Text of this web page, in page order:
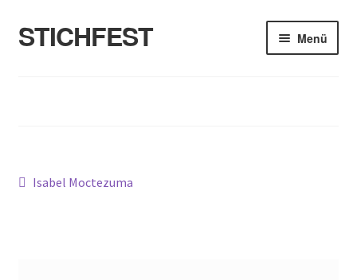
Zur
Navigation
Zum
Inhalt
STICHFEST Menü
Beitragsnavigation
Vorheriger
Isabel Moctezuma